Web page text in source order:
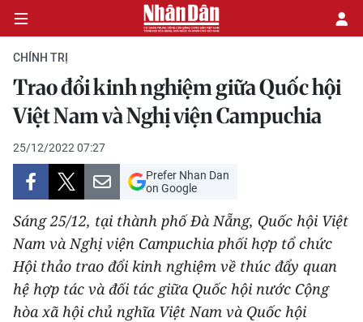
CHÍNH TRỊ
KINH TẾ
VĂN HÓA
XÃ HỘI
PHÁP LUẬT
DU LỊCH
CHÍNH TRỊ
Trao đổi kinh nghiệm giữa Quốc hội
Việt Nam và Nghị viện Campuchia
25/12/2022 07:27
Prefer Nhan Dan
on Google
Sáng 25/12, tại thành phố Đà Nẵng, Quốc hội Việt
Nam và Nghị viện Campuchia phối hợp tổ chức
Hội thảo trao đổi kinh nghiệm về thúc đẩy quan
hệ hợp tác và đối tác giữa Quốc hội nước Cộng
hòa xã hội chủ nghĩa Việt Nam và Quốc hội